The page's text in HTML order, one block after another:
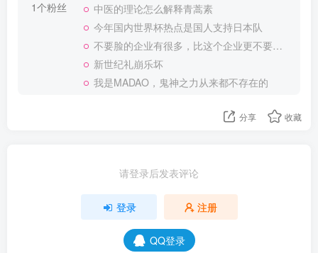
1个粉丝
中医的理论怎么解释青蒿素
今年国内世界杯热点是国人支持日本队
不要脸的企业有很多，比这个企业更不要脸的，应该就没有了
新世纪礼崩乐坏
我是MADAO，鬼神之力从来都不存在的
分享 收藏
请登录后发表评论
登录 注册
QQ登录